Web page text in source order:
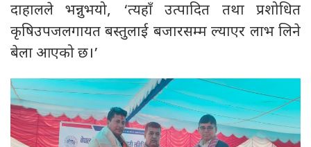
दाहालले भन्नुभयो, ‘त्यहाँ उत्पादित तथा प्रशोधित
कृषिउपजलगायत बस्तुलाई बजारसम्म ल्याएर लाभ लिने
बेला आएको छ।’